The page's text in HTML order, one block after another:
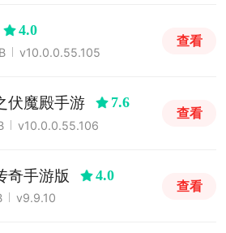
4.0
v10.0.0.55.105
查看
伏魔殿手游 7.6
v10.0.0.55.106
查看
奇手游版 4.0
v9.9.10
查看